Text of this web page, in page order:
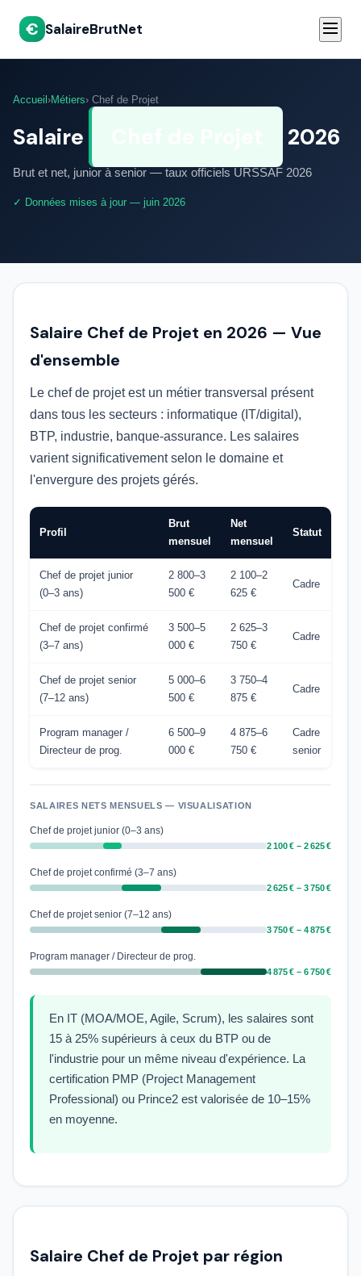
€ SalaireBrutNet
Accueil ›Métiers› Chef de Projet
Salaire 2026
Brut et net, junior à senior — taux officiels URSSAF 2026
✓ Données mises à jour — juin 2026
Salaire Chef de Projet en 2026 — Vue
d'ensemble
Le chef de projet est un métier transversal présent
dans tous les secteurs : informatique (IT/digital),
BTP, industrie, banque-assurance. Les salaires
varient significativement selon le domaine et
l'envergure des projets gérés.
Profil
Brut
mensuel
Net
mensuel
Statut
Chef de projet junior
(0–3 ans)
2 800–3
500 €
2 100–2
625 €
Cadre
Chef de projet confirmé
(3–7 ans)
3 500–5
000 €
2 625–3
750 €
Cadre
Chef de projet senior
(7–12 ans)
5 000–6
500 €
3 750–4
875 €
Cadre
Program manager /
Directeur de prog.
6 500–9
000 €
4 875–6
750 €
Cadre
senior
SALAIRES NETS MENSUELS — VISUALISATION
Chef de projet junior (0–3 ans)
2 100 € – 2 625 €
Chef de projet confirmé (3–7 ans)
2 625 € – 3 750 €
Chef de projet senior (7–12 ans)
3 750 € – 4 875 €
Program manager / Directeur de prog.
4 875 € – 6 750 €
En IT (MOA/MOE, Agile, Scrum), les salaires sont
15 à 25% supérieurs à ceux du BTP ou de
l'industrie pour un même niveau d'expérience. La
certification PMP (Project Management
Professional) ou Prince2 est valorisée de 10–15%
en moyenne.
Salaire Chef de Projet par région